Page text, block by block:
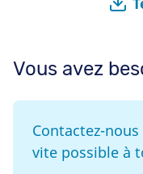
Vous avez
Contactez-
vite possible à